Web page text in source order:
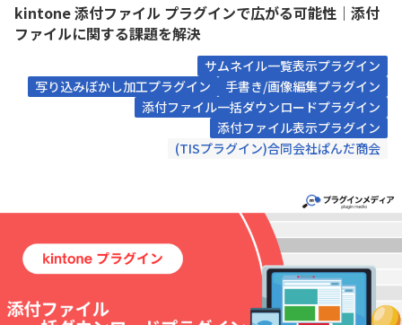
kintone 添付ファイル プラグインで広がる可能性｜添付
ファイルに関する課題を解決
サムネイル一覧表示プラグイン
写り込みぼかし加工プラグイン
手書き/画像編集プラグイン
添付ファイル一括ダウンロードプラグイン
添付ファイル表示プラグイン
(TISプラグイン)合同会社ぱんだ商会